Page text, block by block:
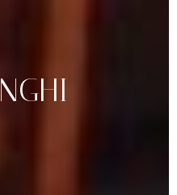
NGHI